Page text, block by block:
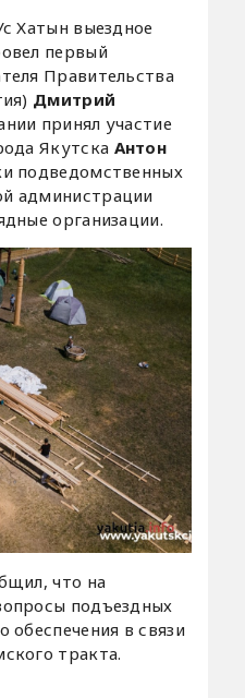
Хатын выездное
первый
Правительства
Дмитрий
принял участие
Якутска Антон
подведомственных
администрации
организации.
что на
подъездных
обеспечения в связи
тракта.